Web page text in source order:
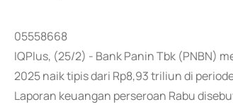
05558668
IQPlus, (25/2) - Bank Panin Tbk (PNBN)
2025 naik tipis dari Rp8,93 triliun di
Laporan keuangan perseroan Rabu